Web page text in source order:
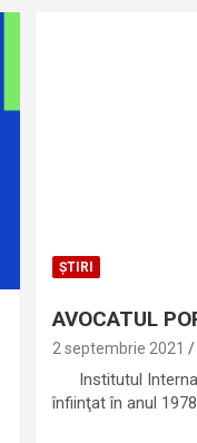
ȘTIRI
AVOCATUL
2 septembrie 2021
Institutul
înfiinţat în anul